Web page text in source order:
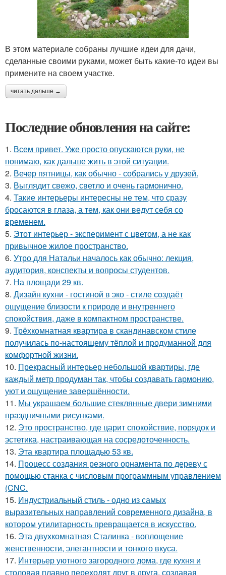
В этом материале собраны лучшие идеи для дачи,
сделанные своими руками, может быть какие-то идеи вы
примените на своем участке.
читать дальше →
Последние обновления на сайте:
1. Всем привет. Уже просто опускаются руки, не
понимаю, как дальше жить в этой ситуации.
2. Вечер пятницы, как обычно - собрались у друзей.
3. Выглядит свежо, светло и очень гармонично.
4. Такие интерьеры интересны не тем, что сразу
бросаются в глаза, а тем, как они ведут себя со
временем.
5. Этот интерьер - эксперимент с цветом, а не как
привычное жилое пространство.
6. Утро для Натальи началось как обычно: лекция,
аудитория, конспекты и вопросы студентов.
7. На площади 29 кв.
8. Дизайн кухни - гостиной в эко - стиле создаёт
ощущение близости к природе и внутреннего
спокойствия, даже в компактном пространстве.
9. Трёхкомнатная квартира в скандинавском стиле
получилась по-настоящему тёплой и продуманной для
комфортной жизни.
10. Прекрасный интерьер небольшой квартиры, где
каждый метр продуман так, чтобы создавать гармонию,
уют и ощущение завершённости.
11. Мы украшаем большие стеклянные двери зимними
праздничными рисунками.
12. Это пространство, где царит спокойствие, порядок и
эстетика, настраивающая на сосредоточенность.
13. Эта квартира площадью 53 кв.
14. Процесс создания резного орнамента по дереву с
помощью станка с числовым программным управлением
(CNC.
15. Индустриальный стиль - одно из самых
выразительных направлений современного дизайна, в
котором утилитарность превращается в искусство.
16. Эта двухкомнатная Сталинка - воплощение
женственности, элегантности и тонкого вкуса.
17. Интерьер уютного загородного дома, где кухня и
столовая плавно переходят друг в друга, создавая